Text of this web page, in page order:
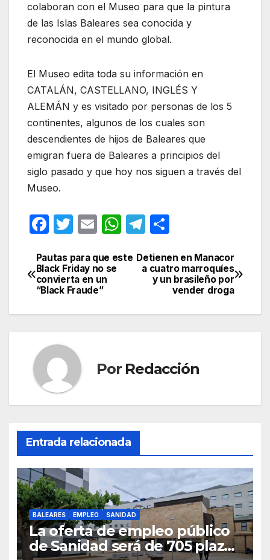
colaboran con el Museo para que la pintura
de las Islas Baleares sea conocida y
reconocida en el mundo global.
El Museo edita toda su información en
CATALÁN, CASTELLANO, INGLÉS Y
ALEMÁN y es visitado por personas de los 5
continentes, algunos de los cuales son
descendientes de hijos de Baleares que
emigran fuera de Baleares a principios del
siglo pasado y que hoy nos siguen a través del
Museo.
F
c
e
b
o
o
k
T
itt
er
E
ail
W
at
p
T
e
gr
m
m
p
ar
tir
Navegación
de
entradas
Detienen en Manacor
a cuatro marroquíes
y un brasileño por
vender droga
Pautas para que este
Black Friday no se
convierta en un
“Black Fraude”
Por Redacción
Entrada relacionada
BALEARES EMPLEO SANIDAD
La oferta de empleo público
de Sanidad será de 705 plazas